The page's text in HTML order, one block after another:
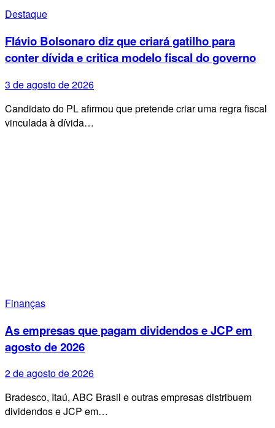
Destaque
Flávio Bolsonaro diz que criará gatilho para
conter dívida e critica modelo fiscal do governo
3 de agosto de 2026
Candidato do PL afirmou que pretende criar uma regra fiscal
vinculada à dívida…
Finanças
As empresas que pagam dividendos e JCP em
agosto de 2026
2 de agosto de 2026
Bradesco, Itaú, ABC Brasil e outras empresas distribuem
dividendos e JCP em…